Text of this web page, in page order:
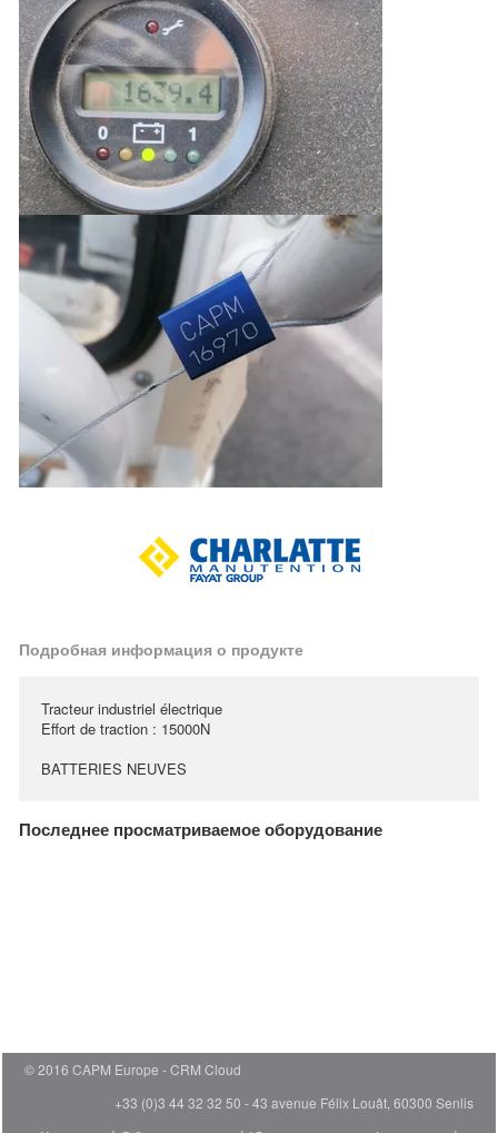
Подробная информация о продукте
Tracteur industriel électrique
Effort de traction : 15000N
BATTERIES NEUVES
Последнее просматриваемое оборудование
© 2016 CAPM Europe
CRM Cloud
+33 (0)3 44 32 32 50 - 43 avenue Félix Louât, 60300 Senlis